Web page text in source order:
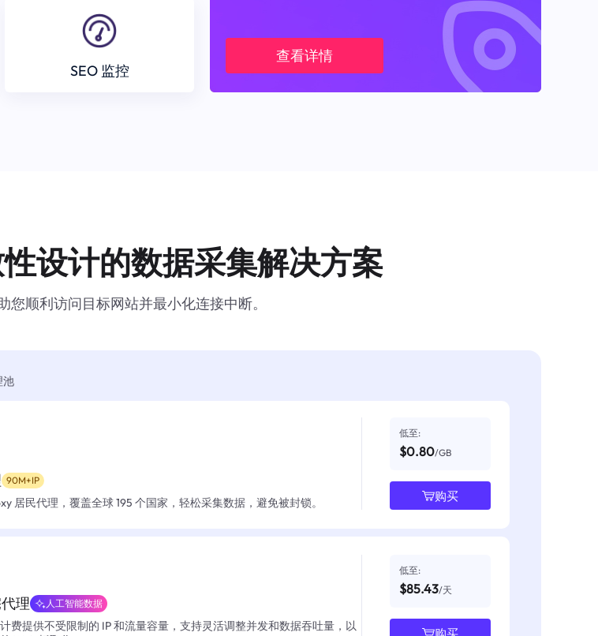
SEO 监控
查看详情
设计的数据采集解决方案
您顺利访问目标网站并最小化连接中断。
池
90M+IP
居民代理，覆盖全球 195 个国家，轻松采集数据，避免被封锁。
低至:
$0.80/GB
购买
理 人工智能数据
费提供不受限制的 IP 和流量容量，支持灵活调整并发和数据吞吐量，以
低至:
$85.43/天
购买